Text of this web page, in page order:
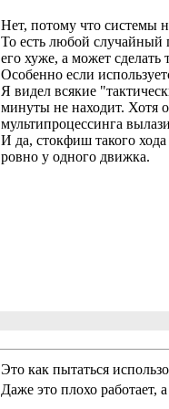
Нет, потому что системы
То есть любой случайный
его хуже, а может
Особенно если
Я видел всякие
минуты не находит. Хотя
мультипроцессинга
И да, стокфиш такого хода
ровно у одного движка.
Это как пытаться
Даже это плохо работает,